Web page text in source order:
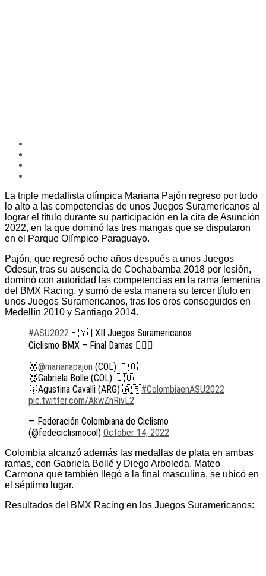
La triple medallista olímpica Mariana Pajón regreso por todo
lo alto a las competencias de unos Juegos Suramericanos al
lograr el título durante su participación en la cita de Asunción
2022, en la que dominó las tres mangas que se disputaron
en el Parque Olímpico Paraguayo.
Pajón, que regresó ocho años después a unos Juegos
Odesur, tras su ausencia de Cochabamba 2018 por lesión,
dominó con autoridad las competencias en la rama femenina
del BMX Racing, y sumó de esta manera su tercer título en
unos Juegos Suramericanos, tras los oros conseguidos en
Medellín 2010 y Santiago 2014.
#ASU2022🇵🇾 | XII Juegos Suramericanos
Ciclismo BMX – Final Damas 🚴🏻‍♀️
🥇@marianapajon (COL) 🇨🇴
🥈Gabriela Bolle (COL) 🇨🇴
🥉Agustina Cavalli (ARG) 🇦🇷#ColombiaenASU2022
pic.twitter.com/AkwZnRivL2
— Federación Colombiana de Ciclismo
(@fedeciclismocol) October 14, 2022
Colombia alcanzó además las medallas de plata en ambas
ramas, con Gabriela Bollé y Diego Arboleda. Mateo
Carmona que también llegó a la final masculina, se ubicó en
el séptimo lugar.
Resultados del BMX Racing en los Juegos Suramericanos: